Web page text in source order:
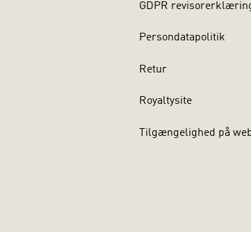
GDPR
Persondatapolitik
Retur
Royaltysite
Tilgængelighed på